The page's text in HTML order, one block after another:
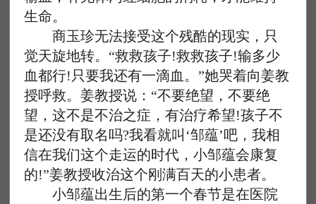
生命。
商玉珍无法接受这个残酷的现实，只
觉天旋地转。“救救孩子!救救孩子!输多少
血都行!只要我还有一滴血。”她哭着向姜教
授呼救。姜教授说：“不要绝望，不要绝
望，这不是不治之症，有治疗希望!孩子不
是还没有取名吗?我看就叫‘邹蕴’吧，我相
信在我们这个走运的时代，小邹蕴会康复
的!”姜教授收治这个刚满百天的小患者。
小邹蕴出生后的第一个春节是在医院